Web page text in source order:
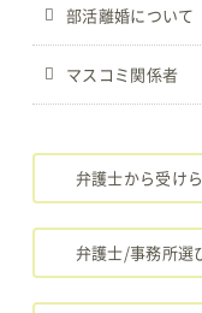
部活離婚について
マスコミ関係者
弁護士から受け
弁護士/事務所選